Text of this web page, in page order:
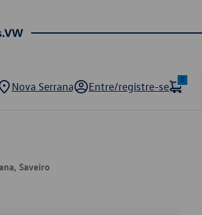
Nova Serrana Entre/registre-se
0
Saveiro